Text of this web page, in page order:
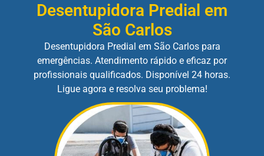
Desentupidora Predial em
São Carlos
Desentupidora Predial em São Carlos para
emergências. Atendimento rápido e eficaz por
profissionais qualificados. Disponível 24 horas.
Ligue agora e resolva seu problema!